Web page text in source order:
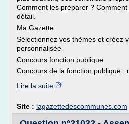
Comment les préparer ?
détail.
Ma Gazette
Sélectionnez vos thèmes et créez
personnalisée
Concours fonction publique
Concours de la fonction publique :
Lire la suite
Site : lagazettedescommunes.com